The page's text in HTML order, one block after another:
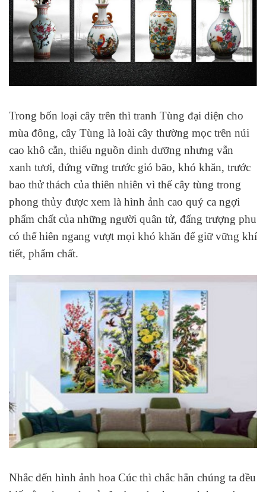
Trong bốn loại cây trên thì tranh Tùng đại diện cho
mùa đông, cây Tùng là loài cây thường mọc trên núi
cao khô cằn, thiếu nguồn dinh dưỡng nhưng vẫn
xanh tươi, đứng vững trước gió bão, khó khăn, trước
bao thử thách của thiên nhiên vì thế cây tùng trong
phong thủy được xem là hình ảnh cao quý ca ngợi
phẩm chất của những người quân tử, đấng trượng phu
có thể hiên ngang vượt mọi khó khăn để giữ vững khí
tiết, phẩm chất.
Nhắc đến hình ảnh hoa Cúc thì chắc hẳn chúng ta đều